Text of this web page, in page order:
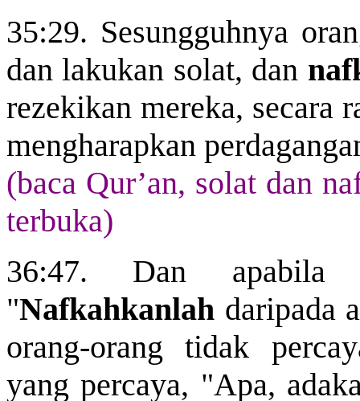
35:29. Sesungguhnya
dan lakukan solat, dan
rezekikan mereka, secara
mengharapkan
(baca Qur’an, solat dan
terbuka)
36:47. Dan apabila
"Nafkahkanlah daripada
orang-orang tidak
yang percaya, "Apa,